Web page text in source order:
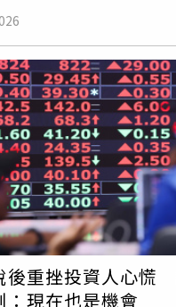
導的《希望：末日血戰
突破100萬、200萬觀影
映第12天，累積觀影人
王命之徒》、《屍速禁區
，展現驚人的票房爆發力
大片，本片依舊憑藉震撼
影少見、極具原創性的類
觀眾「多刷」熱潮，更讓
年觀眾。隨著討論熱度持
細節、伏筆與劇情寓意的
為今夏最受矚目的話題電
育觀光部長崔輝永親自進
「非常滿足！」他進一步
飆，朝著未知的目的地瘋
後重挫投資人心慌
：現在也是機會